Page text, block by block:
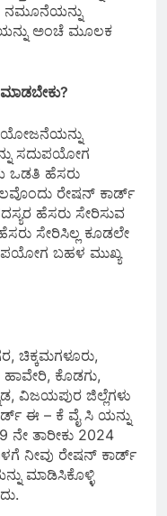
ನಮೂನೆಯನ್ನು
ಅಂಚೆ ಮೂಲಕ
ಯೋಜನೆಯನ್ನು
ಸದುಪಯೋಗ
ಒಡತಿ ಹೆಸರು
ರೇಷನ್ ಕಾರ್ಡ್
ಹೆಸರು ಸೇರಿಸುವ
ಸೇರಿಸಿಲ್ಲ ಕೂಡಲೇ
ಬಹಳ ಮುಖ್ಯ
ಚಿಕ್ಕಮಗಳೂರು,
ಕೊಡಗು,
ವಿಜಯಪುರ ಜಿಲ್ಲೆಗಳು
ಈ – ಕೆ ವೈ ಸಿ ಯನ್ನು
ತಾರೀಕು 2024
ನೀವು ರೇಷನ್ ಕಾರ್ಡ್
ಮಾಡಿಸಿಕೊಳ್ಳಿ